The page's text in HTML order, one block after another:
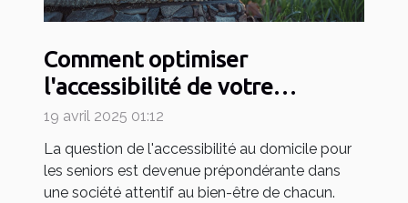
Comment optimiser
l'accessibilité de votre
domicile pour seniors
19 avril 2025 01:12
La question de l'accessibilité au domicile pour
les seniors est devenue prépondérante dans
une société attentif au bien-être de chacun.